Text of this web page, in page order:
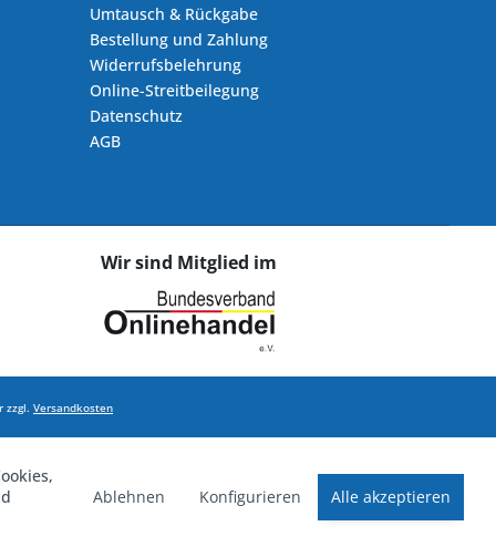
Umtausch & Rückgabe
Bestellung und Zahlung
Widerrufsbelehrung
Online-Streitbeilegung
Datenschutz
AGB
Wir sind Mitglied im
zzgl. Versandkosten
Ablehnen Konfigurieren Alle akzeptieren